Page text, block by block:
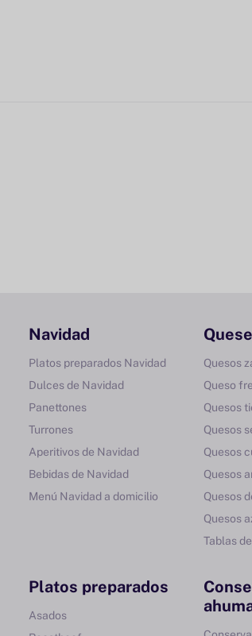
Navidad
Platos preparados Navidad
Dulces de Navidad
Panettones
Turrones
Aperitivos de Navidad
Bebidas de Navidad
Menú Navidad a domicilio
Quesos
Queso
Quesos
Quesos
Quesos
Quesos
Quesos
Quesos
Tablas
Platos preparados
Asados